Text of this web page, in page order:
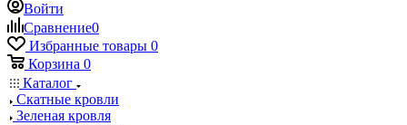
Войти
Сравнение0
Избранные товары 0
Корзина 0
Каталог
Скатные кровли
Зеленая кровля